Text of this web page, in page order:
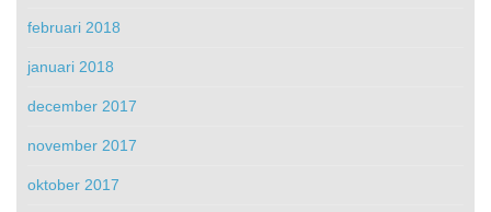
februari 2018
januari 2018
december 2017
november 2017
oktober 2017